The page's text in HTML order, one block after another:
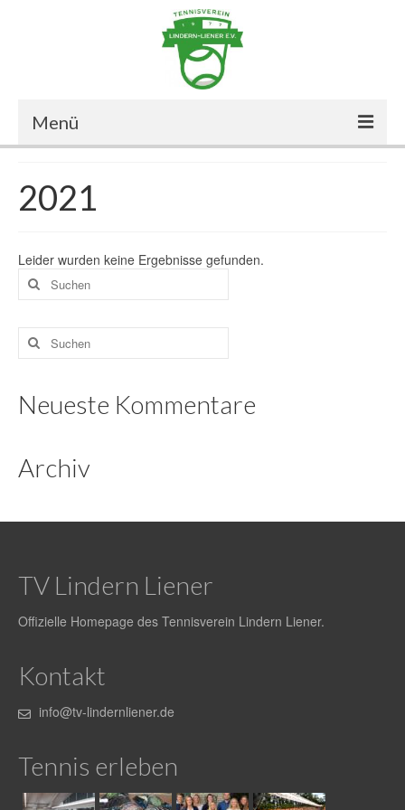
Menü
Der Verein
Der Vorstand
Halle
Chronik
Presse
Termine
Spielplan aller Mannschaften
Anfahrt zur Außenanlage
Galerie
2021
Leider wurden keine Ergebnisse gefunden.
Suche
nach:
Suche
nach:
Neueste Kommentare
Archiv
TV Lindern Liener
Offizielle Homepage des Tennisverein Lindern Liener.
Kontakt
info@tv-lindernliener.de
Tennis erleben